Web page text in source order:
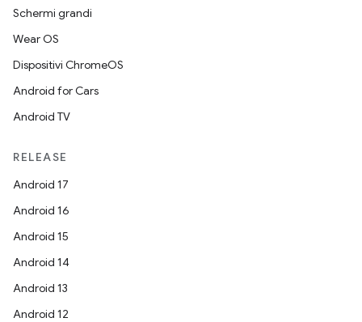
Schermi grandi
Wear OS
Dispositivi ChromeOS
Android for Cars
Android TV
RELEASE
Android 17
Android 16
Android 15
Android 14
Android 13
Android 12